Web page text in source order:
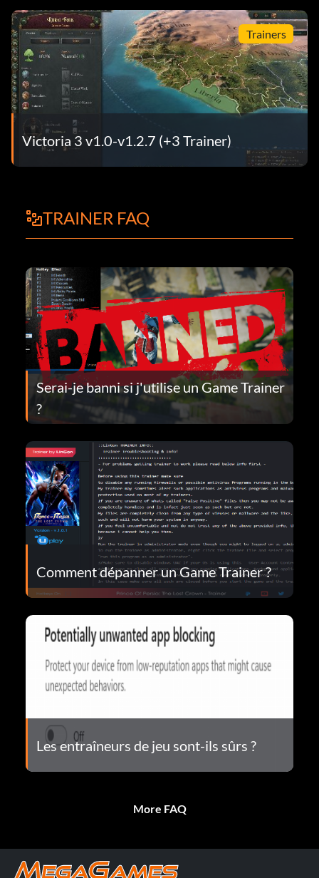
Trainers
Victoria 3 v1.0-v1.2.7 (+3 Trainer)
TRAINER FAQ
Serai-je banni si j'utilise un Game Trainer
?
Comment dépanner un Game Trainer ?
Les entraîneurs de jeu sont-ils sûrs ?
More FAQ